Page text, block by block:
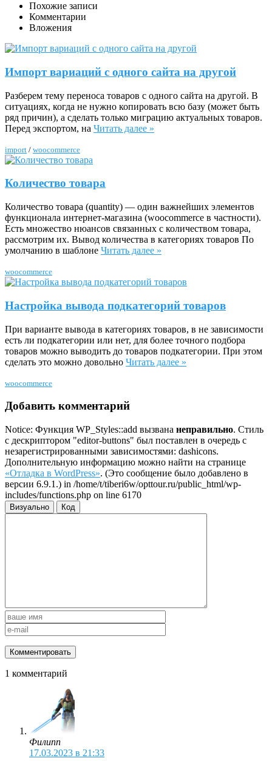
Похожие записи
Комментарии
Вложения
Импорт вариаций с одного сайта на другой
Разберем тему переноса товаров с одного сайта на другой. В
ситуациях, когда не нужно копировать всю базу (может быть
ряд причин), а сделать только миграцию актуальных товаров.
Перед экспортом, на Читать далее »
import / woocommerce
Количество товара
Количество товара (quantity) — один важнейших элементов
функционала интернет-магазина (woocommerce в частности).
Есть множество нюансов связанных с количеством товара,
рассмотрим их. Вывод количества в категориях товаров По
умолчанию в шаблоне Читать далее »
woocommerce
Настройка вывода подкатегорий товаров
При варианте вывода в категориях товаров, в не зависимости
есть ли подкатегории или нет, для более точного подбора
товаров можно выводить до товаров подкатегории. При этом
сделать это можно довольно Читать далее »
woocommerce
Добавить комментарий
Notice: Функция WP_Styles::add вызвана неправильно. Стиль
с дескриптором "editor-buttons" был поставлен в очередь с
незарегистрированными зависимостями: dashicons.
Дополнительную информацию можно найти на странице
«Отладка в WordPress». (Это сообщение было добавлено в
версии 6.9.1.) in /home/t/tiberi6w/opttour.ru/public_html/wp-
includes/functions.php on line 6170
Визуально Код
1 комментарий
Филипп
17.03.2023 в 21:33